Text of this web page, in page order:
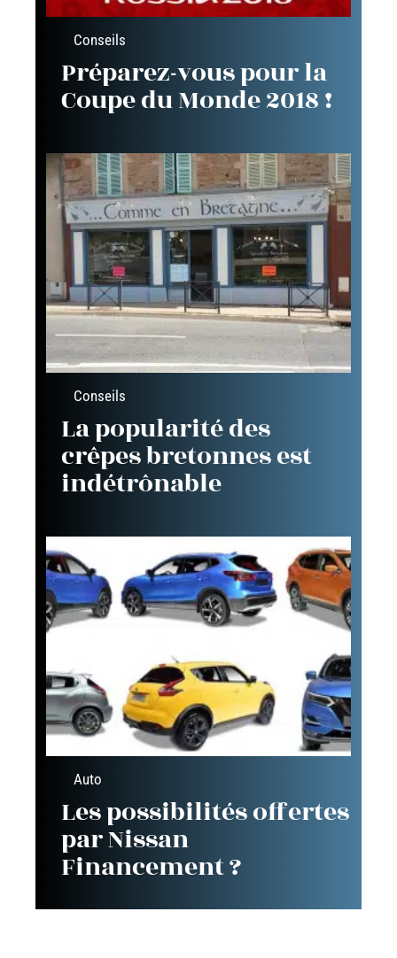
Conseils
Préparez-vous pour la
Coupe du Monde 2018 !
Conseils
La popularité des
crêpes bretonnes est
indétrônable
Auto
Les possibilités offertes
par Nissan
Financement ?